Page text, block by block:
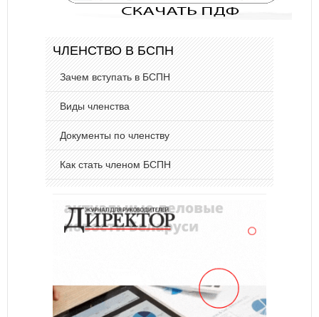
ЧЛЕНСТВО В БСПН
Зачем вступать в БСПН
Виды членства
Документы по членству
Как стать членом БСПН